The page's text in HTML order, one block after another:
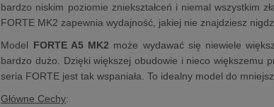
bardzo niskim poziomie zniekształceń i niemal wszystkim
FORTE MK2 zapewnia wydajność, jakiej nie znajdziesz
Model FORTE A5 MK2 może wydawać się niewiele
bardzo dużo. Dzięki większej obudowie i nieco większemu
seria FORTE jest tak wspaniała. To idealny model do
Główne Cechy: